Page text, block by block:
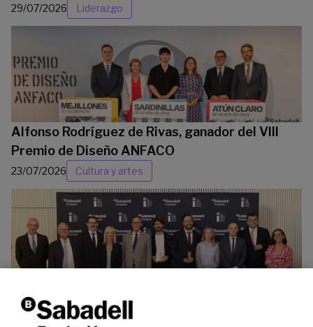
29/07/2026 Liderazgo
Alfonso Rodríguez de Rivas, ganador del VIII
Premio de Diseño ANFACO
23/07/2026 Cultura y artes
La Fundación Banco Sabadell reconoce a dos
investigadores en los ámbitos de la edición del